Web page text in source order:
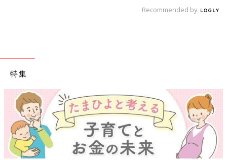
Recommended by
特集